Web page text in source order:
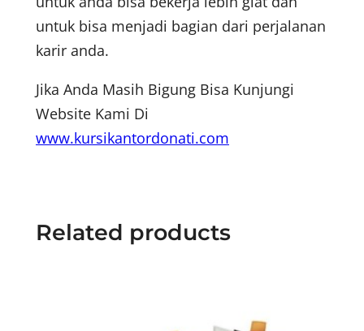
untuk bisa menjadi bagian dari perjalanan
karir anda.
Jika Anda Masih Bigung Bisa Kunjungi
Website Kami Di
www.kursikantordonati.com
Related products